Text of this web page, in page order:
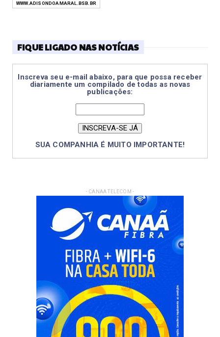
WWW.ADISONDOAMARAL.BSB.BR
FIQUE LIGADO NAS NOTÍCIAS
Inscreva seu e-mail abaixo, para que possa receber
diariamente um compilado de todas as novas
publicações:
SUA COMPANHIA É MUITO IMPORTANTE!
- CANAA TELECOM -